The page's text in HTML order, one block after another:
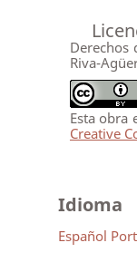
Derechos
Riva-
Esta obra
Creative
Idioma
Español